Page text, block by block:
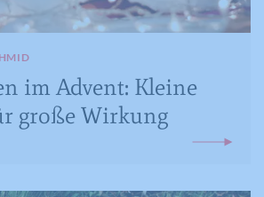
im Advent: Kleine
große Wirkung